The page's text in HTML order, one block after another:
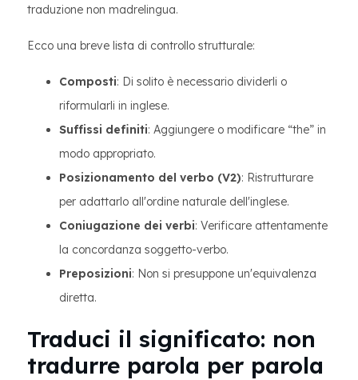
traduzione non madrelingua.
Ecco una breve lista di controllo strutturale:
Composti: Di solito è necessario dividerli o
riformularli in inglese.
Suffissi definiti: Aggiungere o modificare “the” in
modo appropriato.
Posizionamento del verbo (V2): Ristrutturare
per adattarlo all'ordine naturale dell'inglese.
Coniugazione dei verbi: Verificare attentamente
la concordanza soggetto-verbo.
Preposizioni: Non si presuppone un'equivalenza
diretta.
Traduci il significato: non
tradurre parola per parola